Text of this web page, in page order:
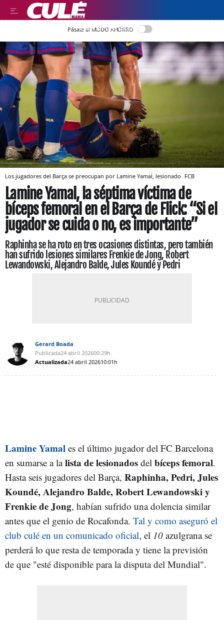
LEER EN CASTELLANO
Pásate al MODO AHORRO
Los jugadores del Barça se preocupan por Lamine Yamal, lesionado FCB
Lamine Yamal, la séptima víctima de
bíceps femoral en el Barça de Flick: “Si el
jugador se cuida o no, es importante”
Raphinha se ha roto en tres ocasiones distintas, pero también
han sufrido lesiones similares Frenkie de Jong, Robert
Lewandowski, Alejandro Balde, Jules Koundé y Pedri
Gerard Boada
Publicada24 abril 202600:29h
Actualizada24 abril 202610:01h
Lamine Yamal es el último jugador del FC Barcelona
en sumarse a lalista de lesionados del bíceps femoral.
Hasta seis jugadores del Barça, Raphinha, Pedri, Jules
Koundé, Alejandro Balde, Robert Lewandowski y
Frenkie de Jong, habían sufrido una dolencia similar
antes que el genio de Rocafonda. Tal y como aseguró el
club culé en un comunicado oficial, el 10 azulgrana se
perderá lo que resta de temporada y tiene la previsión
de que "esté disponible para la disputa del Mundial".